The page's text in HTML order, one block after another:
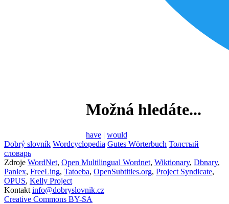
Možná hledáte...
have | would
Dobrý slovník Wordcyclopedia Gutes Wörterbuch Толстый
словарь
Zdroje WordNet, Open Multilingual Wordnet, Wiktionary, Dbnary,
Panlex, FreeLing, Tatoeba, OpenSubtitles.org, Project Syndicate,
OPUS, Kelly Project
Kontakt info@dobryslovnik.cz
Creative Commons BY-SA